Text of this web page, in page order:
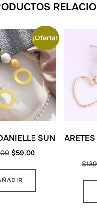
¡Oferta!
SUN
Original
was:
$59.00Current
$